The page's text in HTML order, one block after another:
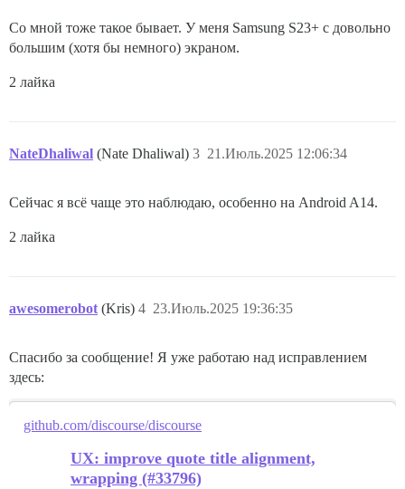
Со мной тоже такое бывает. У меня Samsung S23+ с довольно
большим (хотя бы немного) экраном.
2 лайка
NateDhaliwal (Nate Dhaliwal) 21.Июль.2025 12:06:34
3
Сейчас я всё чаще это наблюдаю, особенно на Android A14.
2 лайка
awesomerobot (Kris) 23.Июль.2025 19:36:35
4
Спасибо за сообщение! Я уже работаю над исправлением
здесь:
github.com/discourse/discourse
UX: improve quote title alignment,
wrapping (#33796)